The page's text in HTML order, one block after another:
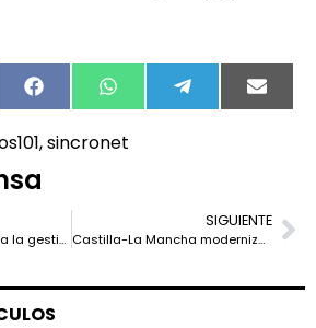
FacebookWhatsApp TelegramEmail
,sincronet
ProxMenux revoluciona la gestión de Proxmox VE con una interfaz interactiva y lista para entornos cloud
SIGUIENTE
Castilla-La Mancha moderniza la evaluación ambiental con inteligencia artificial de Red Hat